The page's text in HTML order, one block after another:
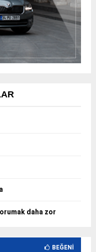
daha zor
BEĞENI